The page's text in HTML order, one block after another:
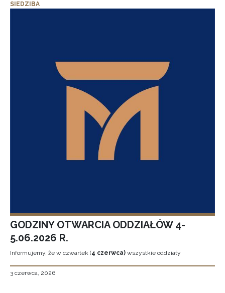
SIEDZIBA
GODZINY OTWARCIA ODDZIAŁÓW 4-
5.06.2026 R.
Informujemy, że w czwartek (4 czerwca) wszystkie oddziały
3 czerwca, 2026